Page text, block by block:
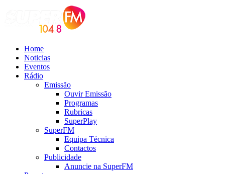
Home
Noticias
Eventos
Rádio
Emissão
Ouvir Emissão
Programas
Rubricas
SuperPlay
SuperFM
Equipa Técnica
Contactos
Publicidade
Anuncie na SuperFM